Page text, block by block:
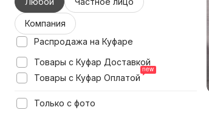
Компания
Распродажа на Куфаре
Товары с Куфар Доставкой
Товары с Куфар Оплатой
Только с фото